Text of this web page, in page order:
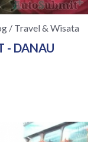
/ Travel & Wisata
- DANAU